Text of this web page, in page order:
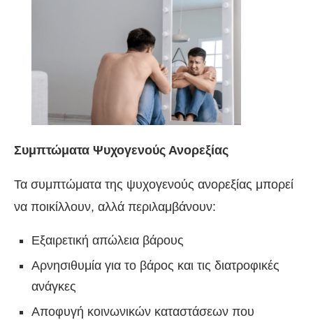
Συμπτώματα Ψυχογενούς Ανορεξίας
Τα συμπτώματα της ψυχογενούς ανορεξίας μπορεί
να ποικίλλουν, αλλά περιλαμβάνουν:
Εξαιρετική απώλεια βάρους
Αρνησιθυμία για το βάρος και τις διατροφικές
ανάγκες
Αποφυγή κοινωνικών καταστάσεων που